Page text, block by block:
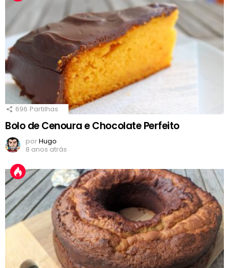
696 Partilhas
Bolo de Cenoura e Chocolate Perfeito
porHugo
8 anos atrás